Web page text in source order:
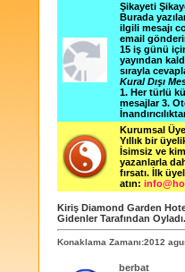
Şikayeti
Burada
ilgili mesajı
email
15 iş günü
yayından
sırayla
Kural Dışı
1. Her türlü
mesajlar 3.
Kurumsal
Yıllık bir
İsimsiz ve
yazanlarla
fırsatı. İlk
atın:
Kiriş Diamond Garden
Gidenler Tarafından Oyladı
Konaklama Zamanı:2012
berbat